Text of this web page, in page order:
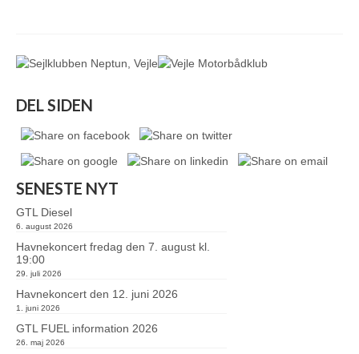
DEL SIDEN
SENESTE NYT
GTL Diesel
6. august 2026
Havnekoncert fredag den 7. august kl.
19:00
29. juli 2026
Havnekoncert den 12. juni 2026
1. juni 2026
GTL FUEL information 2026
26. maj 2026